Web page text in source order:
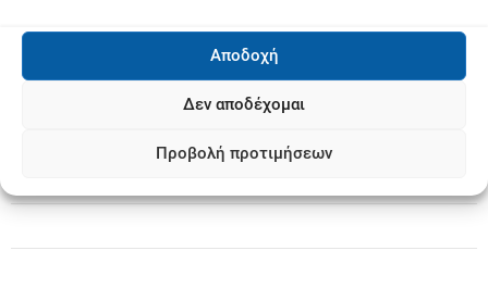
Αποδοχή
Δεν αποδέχομαι
Προβολή προτιμήσεων